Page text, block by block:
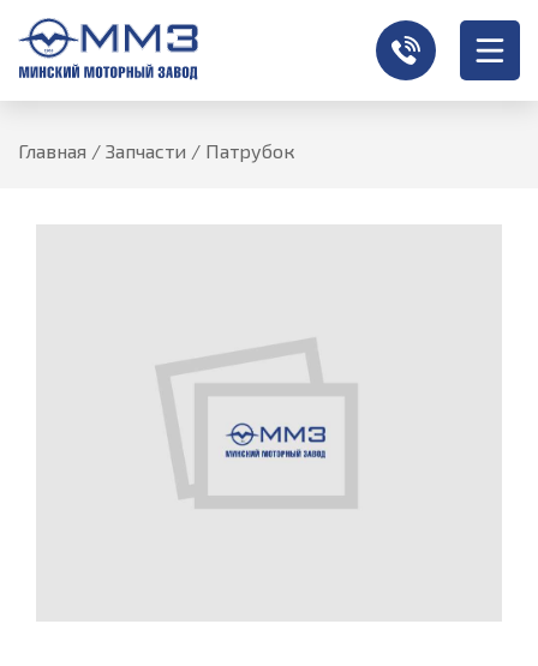
Главная / Запчасти / Патрубок